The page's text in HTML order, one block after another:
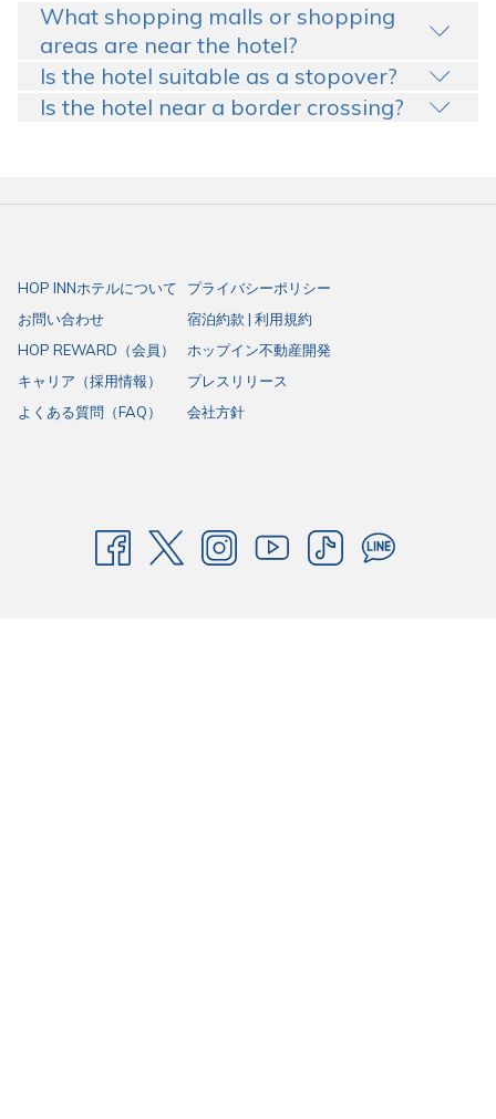
What shopping malls or shopping
areas are near the hotel?
Is the hotel suitable as a stopover?
Is the hotel near a border crossing?
HOP INNホテルについて
プライバシーポリシー
お問い合わせ
宿泊約款 | 利用規約
HOP REWARD（会員）
ホップイン不動産開発
キャリア（採用情報）
プレスリリース
よくある質問（FAQ）
会社方針